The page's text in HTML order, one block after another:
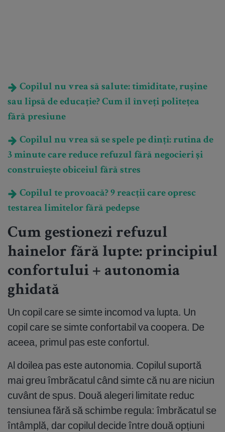
Copilul nu vrea să salute: timiditate, rușine
sau lipsă de educație? Cum îl înveți politețea
fără presiune
Copilul nu vrea să se spele pe dinți: rutina de
3 minute care reduce refuzul fără negocieri și
construiește obiceiul fără stres
Copilul te provoacă? 9 reacții care opresc
testarea limitelor fără pedepse
Cum gestionezi refuzul
hainelor fără lupte: principiul
confortului + autonomia
ghidată
Un copil care se simte incomod va lupta. Un
copil care se simte confortabil va coopera. De
aceea, primul pas este confortul.
Al doilea pas este autonomia. Copilul suportă
mai greu îmbrăcatul când simte că nu are niciun
cuvânt de spus. Două alegeri limitate reduc
tensiunea fără să schimbe regula: îmbrăcatul se
întâmplă, dar copilul decide între două opțiuni